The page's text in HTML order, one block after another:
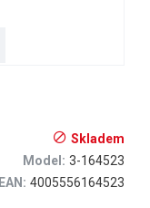
Skladem
Model: 3-164523
EAN: 4005556164523